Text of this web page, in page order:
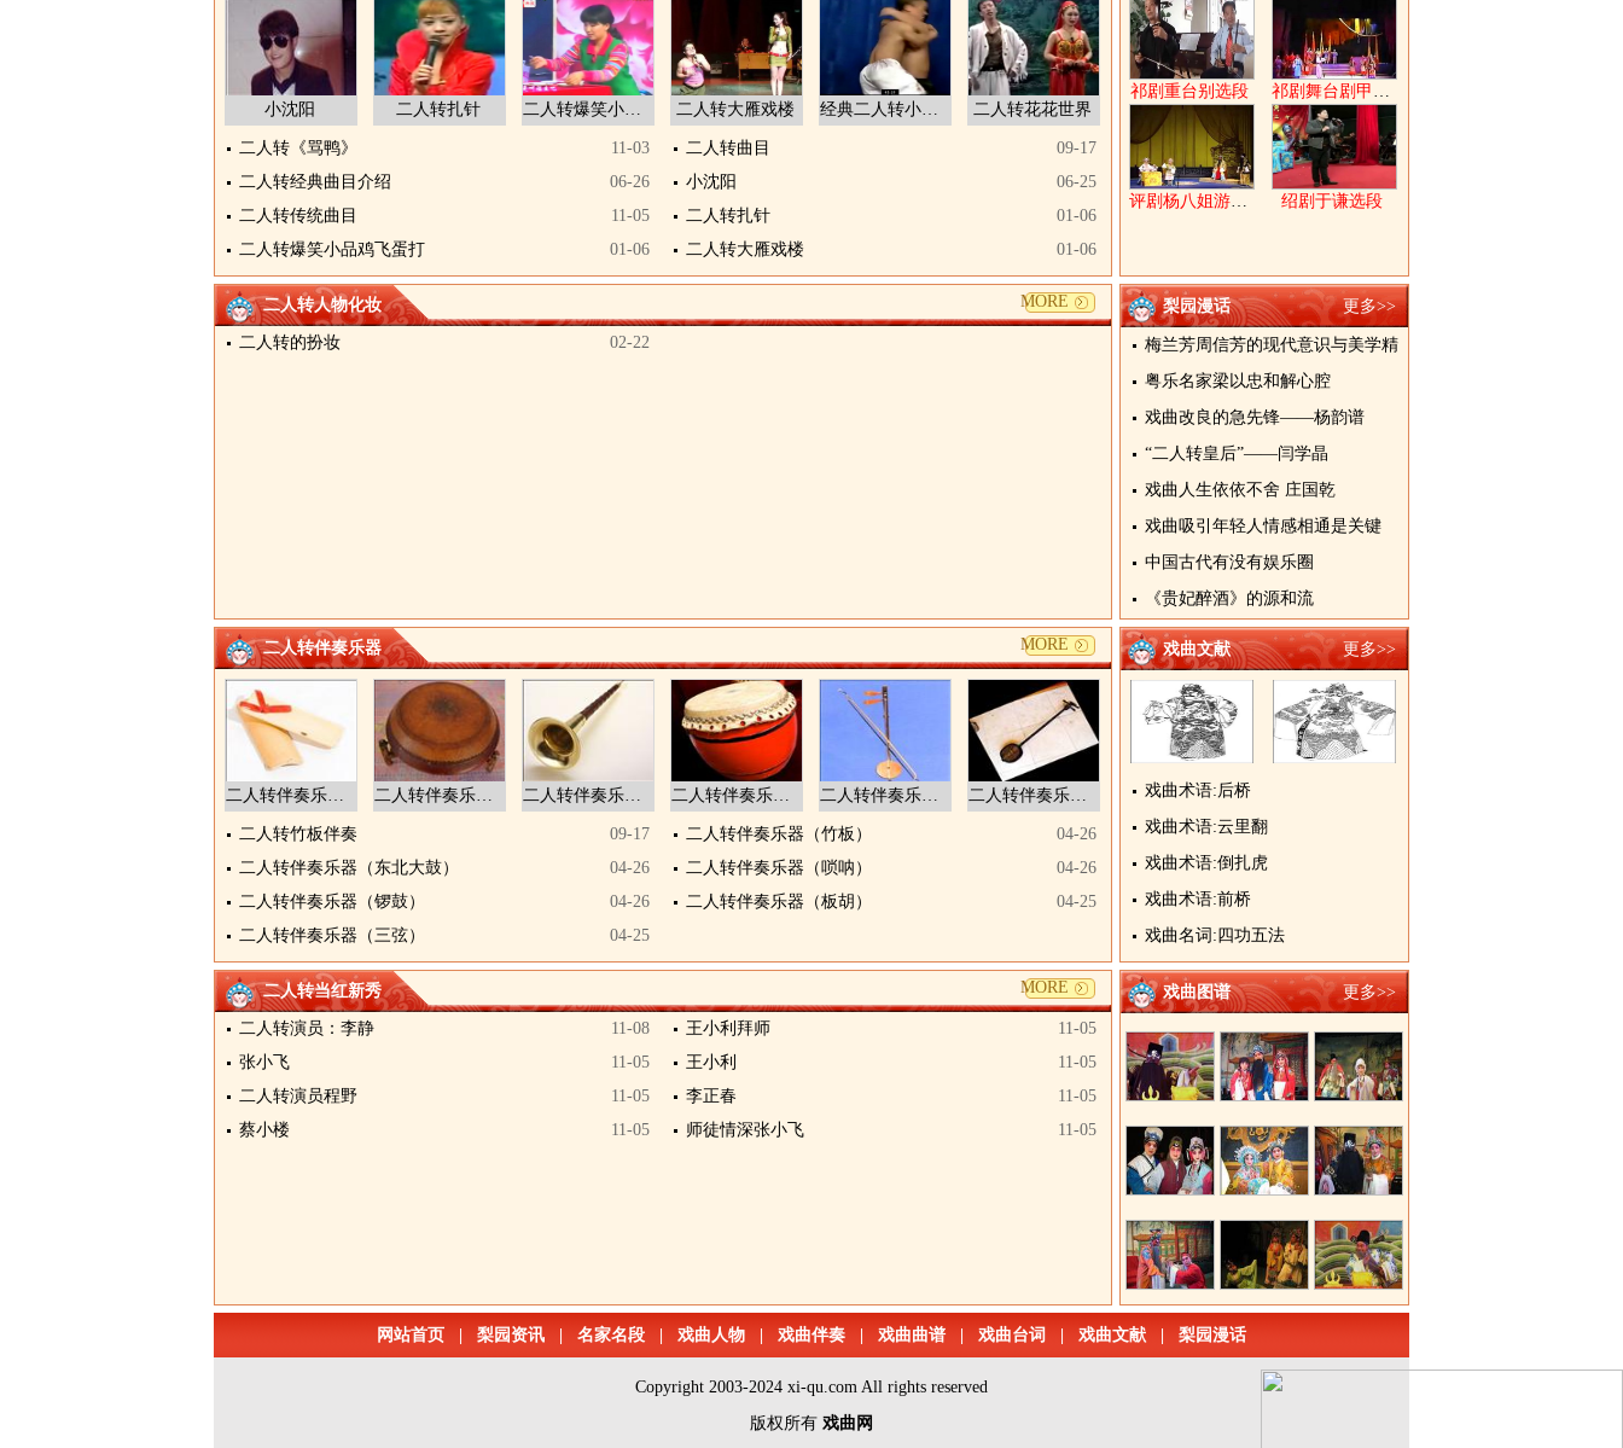
祁剧重台别选段 祁剧舞台剧甲申祭上
评剧杨八姐游春上 绍剧于谦选段
更多>>
梨园漫话
梅兰芳周信芳的现代意识与美学精
粤乐名家梁以忠和解心腔
戏曲改良的急先锋——杨韵谱
“二人转皇后”——闫学晶
戏曲人生依依不舍 庄国乾
戏曲吸引年轻人情感相通是关键
中国古代有没有娱乐圈
《贵妃醉酒》的源和流
更多>>
戏曲文献
戏曲术语:后桥
戏曲术语:云里翻
戏曲术语:倒扎虎
戏曲术语:前桥
戏曲名词:四功五法
更多>>
戏曲图谱
小沈阳 二人转扎针 二人转爆笑小品鸡飞蛋打 二人转大雁戏楼 经典二人转小矮人 二人转花花世界
11-03
二人转《骂鸭》 09-17
二人转曲目
06-26
二人转经典曲目介绍 06-25
小沈阳
11-05
二人转传统曲目 01-06
二人转扎针
01-06
二人转爆笑小品鸡飞蛋打 01-06
二人转大雁戏楼
MORE
二人转人物化妆
02-22
二人转的扮妆
MORE
二人转伴奏乐器
二人转伴奏乐器（竹板） 二人转伴奏乐器（东北大鼓） 二人转伴奏乐器（唢呐） 二人转伴奏乐器（锣鼓） 二人转伴奏乐器（板胡） 二人转伴奏乐器（三弦）
09-17
二人转竹板伴奏 04-26
二人转伴奏乐器（竹板）
04-26
二人转伴奏乐器（东北大鼓） 04-26
二人转伴奏乐器（唢呐）
04-26
二人转伴奏乐器（锣鼓） 04-25
二人转伴奏乐器（板胡）
04-25
二人转伴奏乐器（三弦）
MORE
二人转当红新秀
11-08
二人转演员：李静 11-05
王小利拜师
11-05
张小飞 11-05
王小利
11-05
二人转演员程野 11-05
李正春
11-05
蔡小楼 11-05
师徒情深张小飞
网站首页 梨园资讯 名家名段 戏曲人物 戏曲伴奏 戏曲曲谱 戏曲台词 戏曲文献 梨园漫话
Copyright 2003-2024 xi-qu.com All rights reserved
版权所有 戏曲网